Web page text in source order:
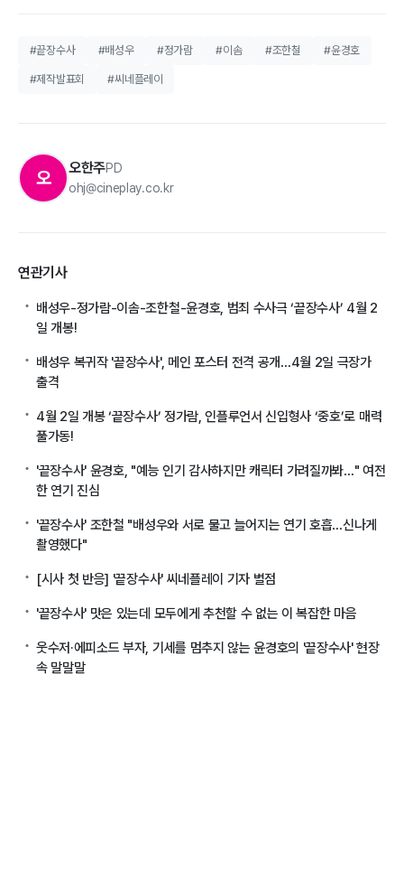
#끝장수사 #배성우 #정가람 #이솜 #조한철 #윤경호
#제작발표회 #씨네플레이
오 오한주PD
ohj@cineplay.co.kr
연관기사
배성우-정가람-이솜-조한철-윤경호, 범죄 수사극 ‘끝장수사’ 4월 2
일 개봉!
배성우 복귀작 '끝장수사', 메인 포스터 전격 공개…4월 2일 극장가
출격
4월 2일 개봉 ‘끝장수사’ 정가람, 인플루언서 신입형사 ‘중호’로 매력
풀가동!
'끝장수사' 윤경호, "예능 인기 감사하지만 캐릭터 가려질까봐…" 여전
한 연기 진심
'끝장수사' 조한철 "배성우와 서로 물고 늘어지는 연기 호흡…신나게
촬영했다"
[시사 첫 반응] '끝장수사' 씨네플레이 기자 별점
'끝장수사' 맛은 있는데 모두에게 추천할 수 없는 이 복잡한 마음
웃수저·에피소드 부자, 기세를 멈추지 않는 윤경호의 '끝장수사' 현장
속 말말말